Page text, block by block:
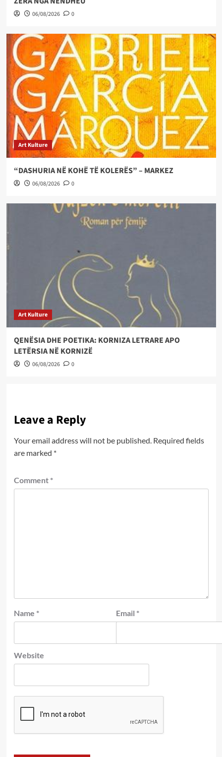
06/08/2026 0
Art Kulture
“DASHURIA NË KOHË TË KOLERËS” – MARKEZ
06/08/2026 0
Art Kulture
QENËSIA DHE POETIKA: KORNIZA LETRARE APO
LETËRSIA NË KORNIZË
06/08/2026 0
Leave a Reply
Your email address will not be published. Required fields
are marked *
Comment *
Name * Email *
Website